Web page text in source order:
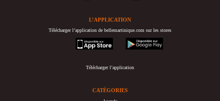
L’APPLICATION
Télécharger l’application de bellemartinique.com sur les stores
appstore
googleplay
Télécharger l’application
CATÉGORIES